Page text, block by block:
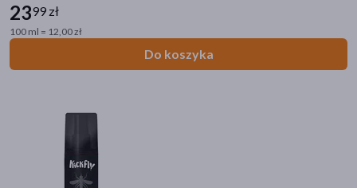
2399 zł
100 ml = 12,00 zł
Do koszyka
Kategorie produktów
Do poprzedniej kategorii
DOZkonałe Marki